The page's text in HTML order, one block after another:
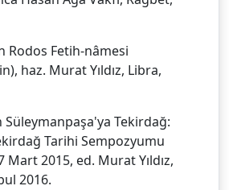
Rodos Fetih-nâmesi
haz. Murat Yıldız, Libra,
Süleymanpaşa'ya Tekirdağ:
Tarihi Sempozyumu
Mart 2015, ed. Murat Yıldız,
2016.